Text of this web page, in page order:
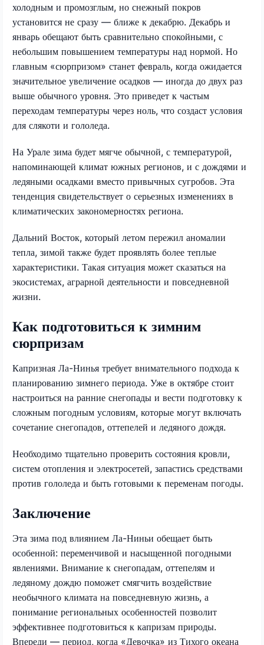
холодным и промозглым, но снежный покров
установится не сразу — ближе к декабрю. Декабрь и
январь обещают быть сравнительно спокойными, с
небольшим повышением температуры над нормой. Но
главным «сюрпризом» станет февраль, когда ожидается
значительное увеличение осадков — иногда до двух раз
выше обычного уровня. Это приведет к частым
переходам температуры через ноль, что создаст условия
для слякоти и гололеда.
На Урале зима будет мягче обычной, с температурой,
напоминающей климат южных регионов, и с дождями и
ледяными осадками вместо привычных сугробов. Эта
тенденция свидетельствует о серьезных изменениях в
климатических закономерностях региона.
Дальний Восток, который летом пережил аномалии
тепла, зимой также будет проявлять более теплые
характеристики. Такая ситуация может сказаться на
экосистемах, аграрной деятельности и повседневной
жизни.
Как подготовиться к зимним
сюрпризам
Капризная Ла-Нинья требует внимательного подхода к
планированию зимнего периода. Уже в октябре стоит
настроиться на ранние снегопады и вести подготовку к
сложным погодным условиям, которые могут включать
сочетание снегопадов, оттепелей и ледяного дождя.
Необходимо тщательно проверить состояния кровли,
систем отопления и электросетей, запастись средствами
против гололеда и быть готовыми к переменам погоды.
Заключение
Эта зима под влиянием Ла-Ниньи обещает быть
особенной: переменчивой и насыщенной погодными
явлениями. Внимание к снегопадам, оттепелям и
ледяному дождю поможет смягчить воздействие
необычного климата на повседневную жизнь, а
понимание региональных особенностей позволит
эффективнее подготовиться к капризам природы.
Впереди — период, когда «Девочка» из Тихого океана